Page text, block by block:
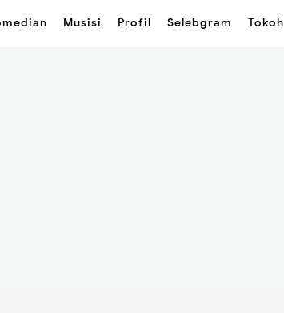
Musisi Profil Selebgram Tokoh